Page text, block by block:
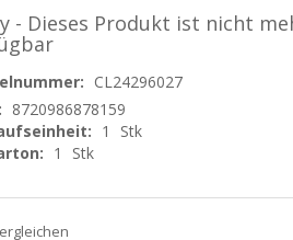
- Dieses Produkt ist nicht
CL24296027
8720986878159
1
Stk
1 Stk